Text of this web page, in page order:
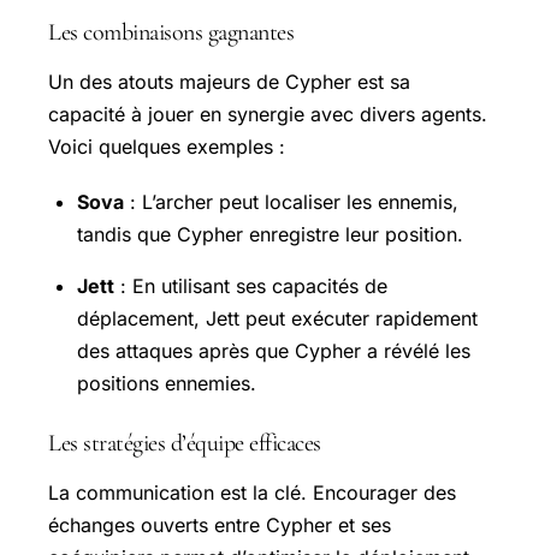
Les combinaisons gagnantes
Un des atouts majeurs de Cypher est sa
capacité à jouer en synergie avec divers agents.
Voici quelques exemples :
Sova : L’archer peut localiser les ennemis,
tandis que Cypher enregistre leur position.
Jett : En utilisant ses capacités de
déplacement, Jett peut exécuter rapidement
des attaques après que Cypher a révélé les
positions ennemies.
Les stratégies d’équipe efficaces
La communication est la clé. Encourager des
échanges ouverts entre Cypher et ses